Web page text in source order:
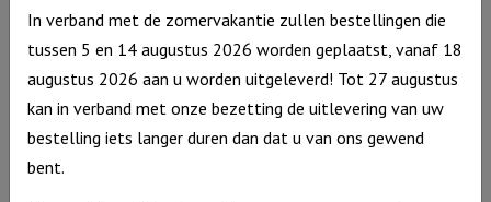
12,95
Op voorraad
Muurcirkel
Groen
35
cm
-
In verband met de zomervakantie zullen bestellingen die
tussen 5 en 14 augustus 2026 worden geplaatst, vanaf 18
augustus 2026 aan u worden uitgeleverd! Tot 27 augustus
kan in verband met onze bezetting de uitlevering van uw
bestelling iets langer duren dan dat u van ons gewend
bent.